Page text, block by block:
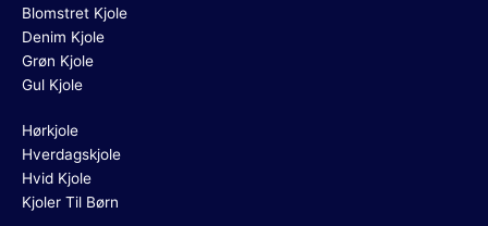
Blomstret Kjole
Denim Kjole
Grøn Kjole
Gul Kjole
Hørkjole
Hverdagskjole
Hvid Kjole
Kjoler Til Børn